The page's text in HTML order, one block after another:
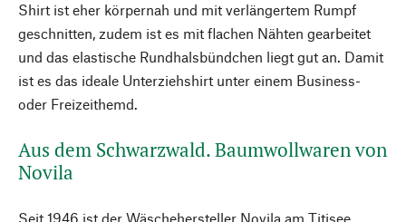
Shirt ist eher körpernah und mit verlängertem Rumpf
geschnitten, zudem ist es mit flachen Nähten gearbeitet
und das elastische Rundhalsbündchen liegt gut an. Damit
ist es das ideale Unterziehshirt unter einem Business-
oder Freizeithemd.
Aus dem Schwarzwald. Baumwollwaren von
Novila
Seit 1946 ist der Wäschehersteller Novila am Titisee